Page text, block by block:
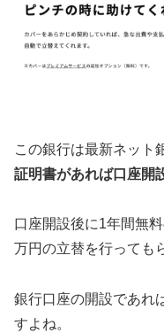
この銀行は最新ネット
証明書があれば口座開
口座開設後に1年間無
万円の立替を行っても
銀行口座の開設であれ
すよね。